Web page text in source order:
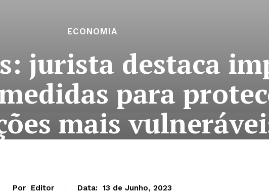
ECONOMIA
jurista destaca
para
mais
Por Editor Data: 13 de Junho, 2023